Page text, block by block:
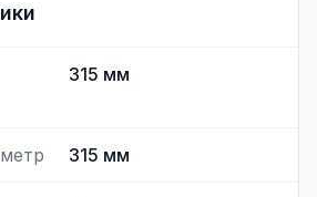
315 мм
315 мм